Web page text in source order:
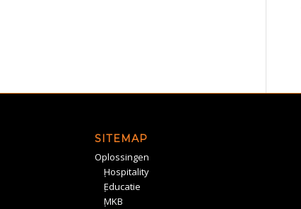
SITEMAP
Oplossingen
Hospitality
Educatie
MKB